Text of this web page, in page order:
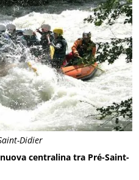
Didier
centralina tra Pré-Saint-